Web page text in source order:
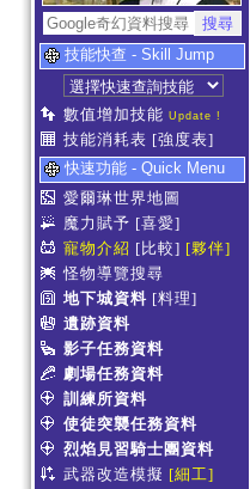
技能快查 - Skill Jump
數值增加技能 Update !
技能消耗表 [強度表]
快速功能 - Quick Menu
愛爾琳世界地圖
魔力賦予 [喜愛]
寵物介紹 [比較] [夥伴]
怪物導覽搜尋
地下城資料 [料理]
遺跡資料
影子任務資料
劇場任務資料
訓練所資料
使徒突襲任務資料
烈焰見習騎士團資料
武器改造模擬 [細工]